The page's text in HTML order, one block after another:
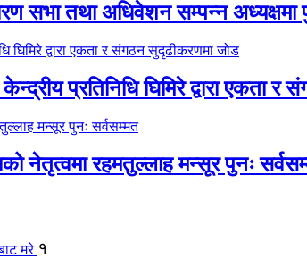
सभा तथा अधिवेशन सम्पन्न अध्यक्षमा
प्रतिनिधि घिमिरे द्वारा एकता
नेतृत्वमा रहमतुल्लाह मन्सूर पुनः
१